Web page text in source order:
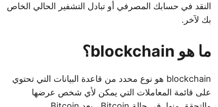
النقد في حسابك المصرفي أو تبادل التشفير الحالي الخاص
بك لآخر.
ما هو blockchain؟
blockchain هو نوع محدد من قاعدة البيانات التي تحتوي
على قائمة المعاملات التي يمكن لأي شخص عرضها